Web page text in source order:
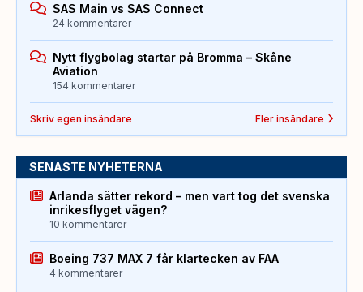
SAS Main vs SAS Connect
24 kommentarer
Nytt flygbolag startar på Bromma – Skåne
Aviation
154 kommentarer
Skriv egen insändare Fler insändare
SENASTE NYHETERNA
Arlanda sätter rekord – men vart tog det svenska
inrikesflyget vägen?
10 kommentarer
Boeing 737 MAX 7 får klartecken av FAA
4 kommentarer